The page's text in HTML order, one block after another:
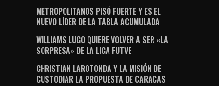
METROPOLITANOS PISÓ FUERTE Y ES EL
NUEVO LÍDER DE LA TABLA ACUMULADA
WILLIAMS LUGO QUIERE VOLVER A SER «LA
SORPRESA» DE LA LIGA FUTVE
CHRISTIAN LAROTONDA Y LA MISIÓN DE
CUSTODIAR LA PROPUESTA DE CARACAS